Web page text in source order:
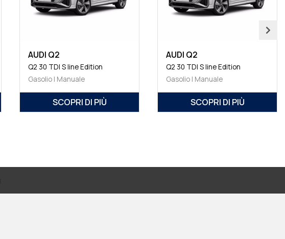
AUDI Q2
Q2 30 TDI S line Edition
Gasolio | Manuale
SCOPRI DI PIÙ
AUDI Q2
Q2 30 TDI S line Edition
Gasolio | Manuale
SCOPRI DI PIÙ